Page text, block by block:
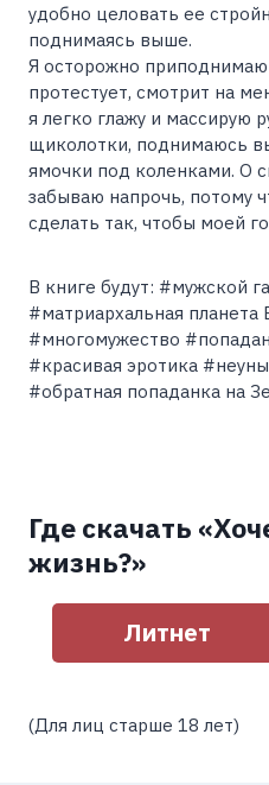
удобно целовать ее
поднимаясь выше.
Я осторожно приподнимаю
протестует, смотрит на
я легко глажу и массирую
щиколотки, поднимаюсь
ямочки под коленками. О
забываю напрочь, потому
сделать так, чтобы моей
В книге будут: #мужской
#матриархальная планета
#многомужество
#красивая эротика
#обратная попаданка на
Где скачать
жизнь?»
Литнет
(Для лиц старше 18 лет)